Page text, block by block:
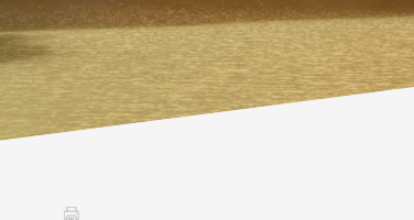
&
la région
Manifestations